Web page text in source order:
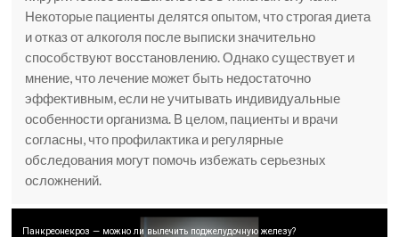
Некоторые пациенты делятся опытом, что строгая диета
и отказ от алкоголя после выписки значительно
способствуют восстановлению. Однако существует и
мнение, что лечение может быть недостаточно
эффективным, если не учитывать индивидуальные
особенности организма. В целом, пациенты и врачи
согласны, что профилактика и регулярные
обследования могут помочь избежать серьезных
осложнений.
Панкреонекроз — можно ли вылечить поджелудочную железу?